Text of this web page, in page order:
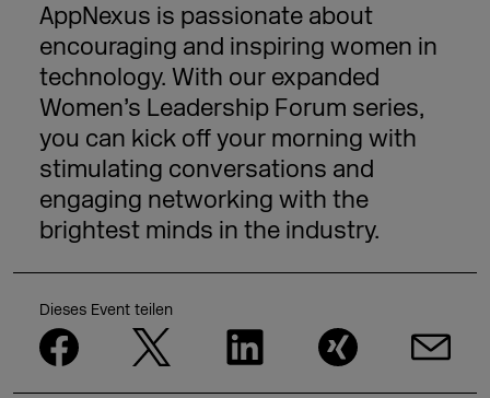
AppNexus is passionate about
encouraging and inspiring women in
technology. With our expanded
Women’s Leadership Forum series,
you can kick off your morning with
stimulating conversations and
engaging networking with the
brightest minds in the industry.
Dieses Event teilen